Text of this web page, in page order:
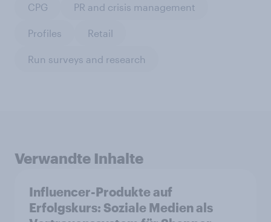
CPG PR and crisis management
Profiles Retail
Run surveys and research
Verwandte Inhalte
Influencer-Produkte auf
Erfolgskurs: Soziale Medien als